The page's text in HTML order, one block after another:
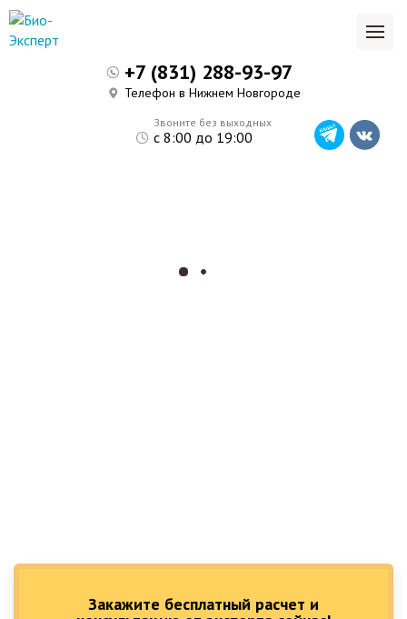
Закажите бесплатный расчет и
Звоните без выходных
с 8:00 до 19:00
+7 (831) 288-93-97
Телефон в Нижнем Новгороде